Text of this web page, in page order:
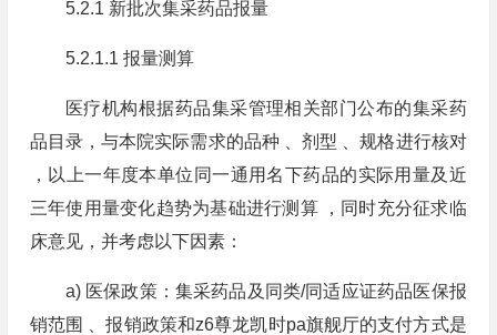
5.2.1 新批次集采药品报量
5.2.1.1 报量测算
医疗机构根据药品集采管理相关部门公布的集采药
品目录，与本院实际需求的品种 、剂型 、规格进行核对
，以上一年度本单位同一通用名下药品的实际用量及近
三年使用量变化趋势为基础进行测算 ，同时充分征求临
床意见，并考虑以下因素：
a) 医保政策：集采药品及同类/同适应证药品医保报
销范围 、报销政策和z6尊龙凯时pa旗舰厅的支付方式是